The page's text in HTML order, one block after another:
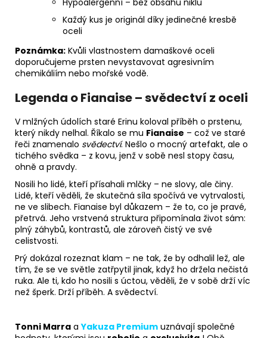
Hypoalergenní – bez obsahu niklu
Každý kus je originál díky jedinečné kresbě
oceli
Poznámka: Kvůli vlastnostem damaškové oceli
doporučujeme prsten nevystavovat agresivním
chemikáliím nebo mořské vodě.
Legenda o Fianaise – svědectví z oceli
V mlžných údolích staré Erinu koloval příběh o prstenu,
který nikdy nelhal. Říkalo se mu Fianaise – což ve staré
řeči znamenalo svědectví. Nešlo o mocný artefakt, ale o
tichého svědka – z kovu, jenž v sobě nesl stopy času,
ohně a pravdy.
Nosili ho lidé, kteří přísahali mlčky – ne slovy, ale činy.
Lidé, kteří věděli, že skutečná síla spočívá ve vytrvalosti,
ne ve slibech. Fianaise byl důkazem – že to, co je pravé,
přetrvá. Jeho vrstvená struktura připomínala život sám:
plný záhybů, kontrastů, ale zároveň čistý ve své
celistvosti.
Prý dokázal rozeznat klam – ne tak, že by odhalil lež, ale
tím, že se ve světle zatřpytil jinak, když ho držela nečistá
ruka. Ale ti, kdo ho nosili s úctou, věděli, že v sobě drží víc
než šperk. Drží příběh. A svědectví.
Tonni Marra aYakuza Premium uznávají společné